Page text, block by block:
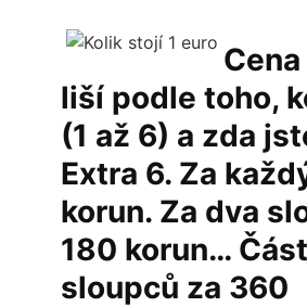
liší podle toho,
(1 až 6) a zda
Extra 6. Za
korun. Za dva
180 korun…
sloupců za 360